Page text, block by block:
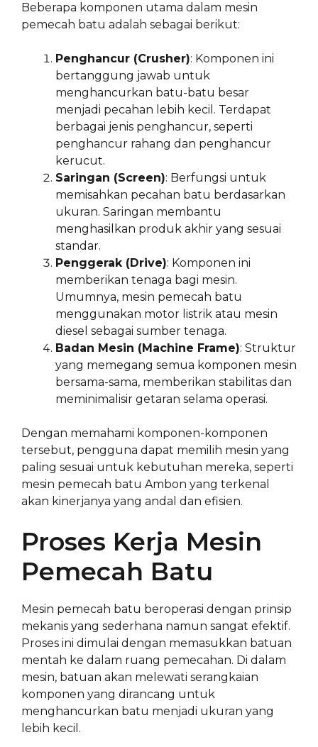
Beberapa komponen utama dalam mesin
pemecah batu adalah sebagai berikut:
Penghancur (Crusher): Komponen ini
bertanggung jawab untuk
menghancurkan batu-batu besar
menjadi pecahan lebih kecil. Terdapat
berbagai jenis penghancur, seperti
penghancur rahang dan penghancur
kerucut.
Saringan (Screen): Berfungsi untuk
memisahkan pecahan batu berdasarkan
ukuran. Saringan membantu
menghasilkan produk akhir yang sesuai
standar.
Penggerak (Drive): Komponen ini
memberikan tenaga bagi mesin.
Umumnya, mesin pemecah batu
menggunakan motor listrik atau mesin
diesel sebagai sumber tenaga.
Badan Mesin (Machine Frame): Struktur
yang memegang semua komponen mesin
bersama-sama, memberikan stabilitas dan
meminimalisir getaran selama operasi.
Dengan memahami komponen-komponen
tersebut, pengguna dapat memilih mesin yang
paling sesuai untuk kebutuhan mereka, seperti
mesin pemecah batu Ambon yang terkenal
akan kinerjanya yang andal dan efisien.
Proses Kerja Mesin
Pemecah Batu
Mesin pemecah batu beroperasi dengan prinsip
mekanis yang sederhana namun sangat efektif.
Proses ini dimulai dengan memasukkan batuan
mentah ke dalam ruang pemecahan. Di dalam
mesin, batuan akan melewati serangkaian
komponen yang dirancang untuk
menghancurkan batu menjadi ukuran yang
lebih kecil.